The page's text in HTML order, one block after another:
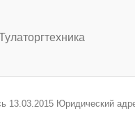
Тулаторгтехника
13.03.2015 Юридический